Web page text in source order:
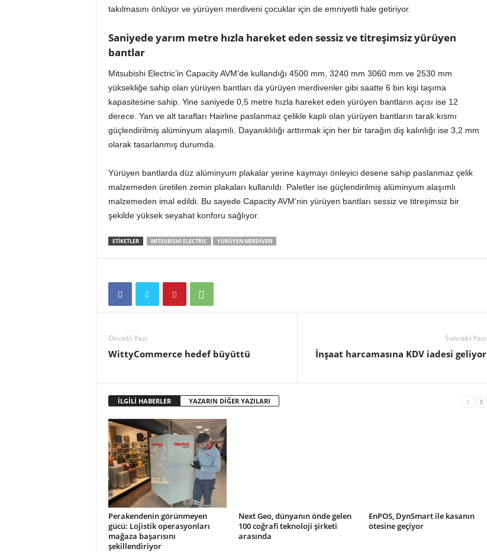
takılmasını önlüyor ve yürüyen merdiveni çocuklar için de emniyetli hale getiriyor.
Saniyede yarım metre hızla hareket eden sessiz ve titreşimsiz yürüyen
bantlar
Mitsubishi Electric’in Capacity AVM’de kullandığı 4500 mm, 3240 mm 3060 mm ve 2530 mm
yüksekliğe sahip olan yürüyen bantları da yürüyen merdivenler gibi saatte 6 bin kişi taşıma
kapasitesine sahip. Yine saniyede 0,5 metre hızla hareket eden yürüyen bantların açısı ise 12
derece. Yan ve alt tarafları Hairline paslanmaz çelikle kaplı olan yürüyen bantların tarak kısmı
güçlendirilmiş alüminyum alaşımlı. Dayanıklılığı arttırmak için her bir tarağın diş kalınlığı ise 3,2 mm
olarak tasarlanmış durumda.
Yürüyen bantlarda düz alüminyum plakalar yerine kaymayı önleyici desene sahip paslanmaz çelik
malzemeden üretilen zemin plakaları kullanıldı. Paletler ise güçlendirilmiş alüminyum alaşımlı
malzemeden imal edildi. Bu sayede Capacity AVM’nin yürüyen bantları sessiz ve titreşimsiz bir
şekilde yüksek seyahat konforu sağlıyor.
ETİKETLER MITSUBISHI ELECTRIC YÜRÜYEN MERDIVEN
Önceki Yazı
WittyCommerce hedef büyüttü
Sonraki Yazı
İnşaat harcamasına KDV iadesi geliyor
İLGİLİ HABERLER YAZARIN DİĞER YAZILARI
Perakendenin görünmeyen
gücü: Lojistik operasyonları
mağaza başarısını
şekillendiriyor
Next Geo, dünyanın önde gelen
100 coğrafi teknoloji şirketi
arasında
EnPOS, DynSmart ile kasanın
ötesine geçiyor